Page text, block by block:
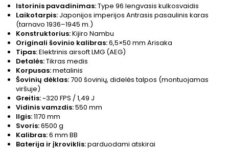
Istorinis pavadinimas:Type 96 lengvasis kulkosvaidis
Laikotarpis: Japonijos imperijos Antrasis pasaulinis karas
(tarnavo 1936–1945 m.)
Konstruktorius:Kijiro Nambu
Originali šovinio kalibras:6,5×50 mm Arisaka
Tipas:Elektrinis airsoft LMG (AEG)
Detalės:Tikras medis
Korpusas:metalinis
Šovinių dėklas:700 šovinių, didelės talpos (montuojamas
viršuje)
Greitis:~320 FPS / 1,49 J
Vidinis vamzdis:550 mm
Ilgis:1170 mm
Svoris:6500 g
Kalibras:6 mm BB
Baterija ir įkroviklis:parduodami atskirai